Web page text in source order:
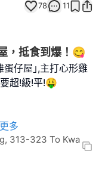
78 11
，抵食到爆！😋
蛋仔屋｣,主打心形雞
超!級!平!🤑
更多
313-323 To Kwa